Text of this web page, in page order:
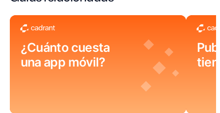
¿Cuánto cuesta
una app móvil?